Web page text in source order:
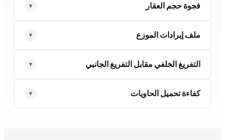
فجوة حجم العقار
ملف إيرادات الموزع
التفريغ الخلفي مقابل التفريغ الجانبي
كفاءة تحميل الحاويات